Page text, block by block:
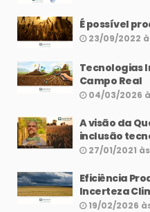
É possível
23/09/2022
Tecnologias
Campo Real
04/03/2026
A visão da
inclusão
27/01/2021 às
Eficiência
Incerteza
19/02/2026